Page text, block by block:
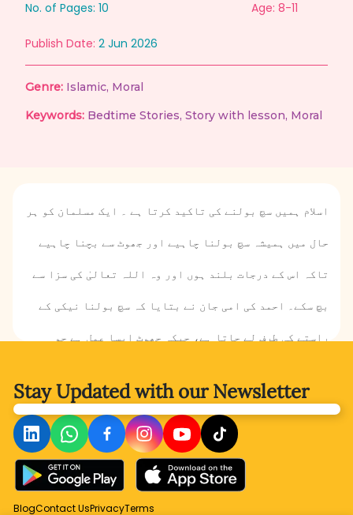
No. of Pages: 10 Age: 8-11
Publish Date: 2 Jun 2026
Genre: Islamic, Moral
Keywords: Bedtime Stories, Story with lesson, Moral
اسلام ہمیں سچ بولنے کی تاکید کرتا ہے ۔ ایک مسلمان کو ہر
حال میں ہمیشہ سچ بولنا چاہیے اور جھوٹ سے بچنا چاہیے
تاکہ اس کے درجات بلند ہوں اور وہ اللہ تعالیٰ کی سزا سے
بچ سکے۔ احمد کی امی جان نے بتایا کہ سچ بولنا نیکی کے
راستے کی طرف لے جاتا ہے، جبکہ جھوٹ ایسا عمل ہے جو
جھوٹ انسان کو برائی کے راستے پر کیسے لے جاتا ہے؟
منافقت کسے کہتے ہیں؟ یہ جاننے کے لیے احمد اور صوفی کی
دنیا میں چلتے ہیں۔
Stay Updated withour Newsletter
BlogContact UsPrivacyTerms